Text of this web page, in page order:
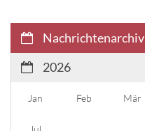
Nachrichtenarchiv
2026
Jan Feb Mär